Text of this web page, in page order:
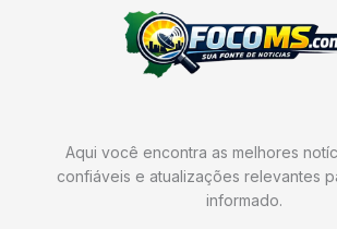
Aqui você encontra as melhores
confiáveis e atualizações relevantes
informado.